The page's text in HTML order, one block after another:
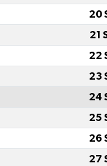
20
21
22
23
24
25
26
27